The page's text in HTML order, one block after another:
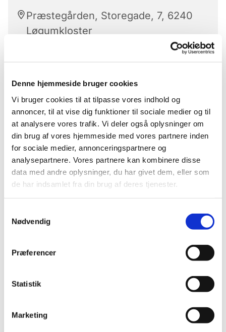
Denne hjemmeside bruger cookies
Vi bruger cookies til at tilpasse vores indhold og
annoncer, til at vise dig funktioner til sociale medier og til
at analysere vores trafik. Vi deler også oplysninger om
din brug af vores hjemmeside med vores partnere inden
for sociale medier, annonceringspartnere og
analysepartnere. Vores partnere kan kombinere disse
data med andre oplysninger, du har givet dem, eller som
de har indsamlet fra din brug af deres tjenester.
Nødvendig
Præferencer
Statistik
Marketing
Præstegården, Storegade, 7, 6240
Løgumkloster
Kirkens strikkedamer 'Strik med mening' mødes
hver torsdag i lige uger kl. 13 i konfirmandstuen
(markedspladsen 7c) hvor de sammen sidder og
strikker til velgørende formål. Man medbringer
selv eget strikketøj, og så er der mulighed for et
par hyggelige timer, hvor man sammen kan få
snakket og stikket. Alle er velkomne